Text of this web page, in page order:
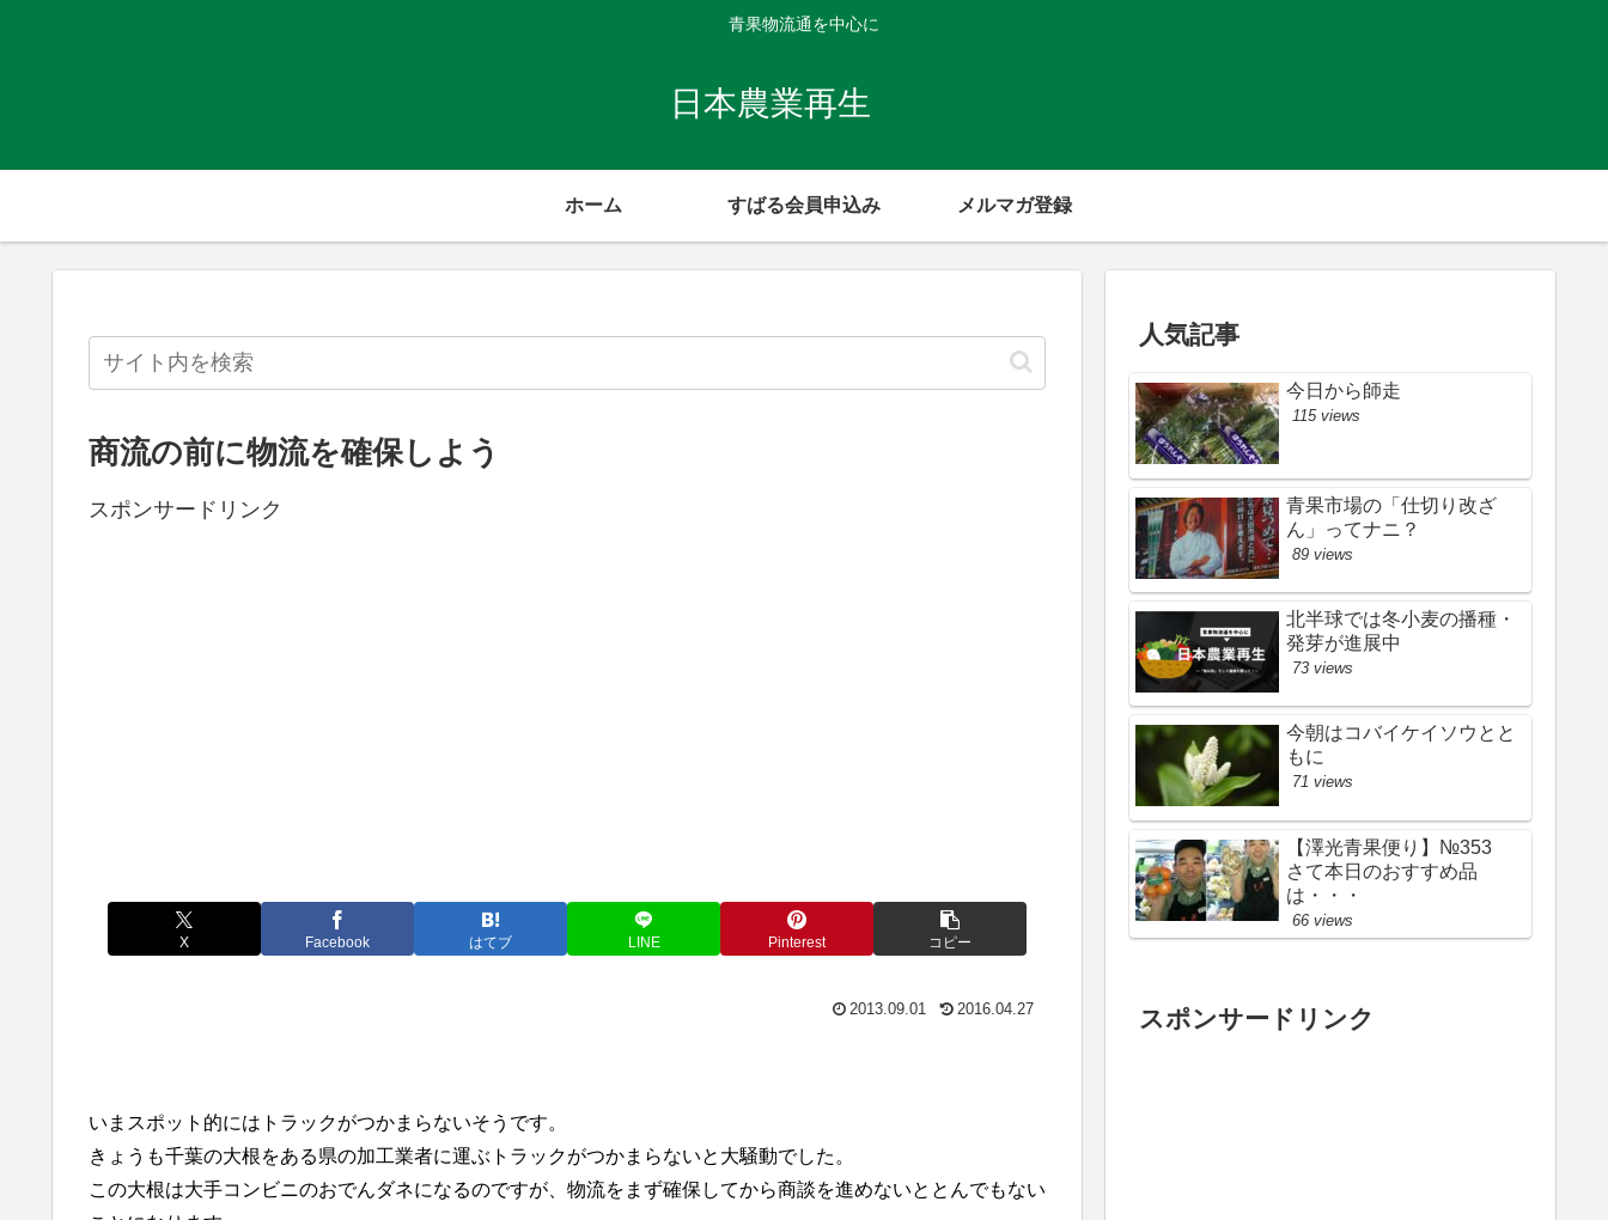
青果物流通を中心に
日本農業再生
ホーム すばる会員申込み メルマガ登録
商流の前に物流を確保しよう
スポンサードリンク
X Facebook はてブ LINE Pinterest コピー
2013.09.01 2016.04.27
いまスポット的にはトラックがつかまらないそうです。
きょうも千葉の大根をある県の加工業者に運ぶトラックがつかまらないと大騒動でした。
この大根は大手コンビニのおでんダネになるのですが、物流をまず確保してから商談を進めないととんでもない
人気記事
今日から師走
115 views
青果市場の「仕切り改ざ
ん」ってナニ？
89 views
北半球では冬小麦の播種・
発芽が進展中
73 views
今朝はコバイケイソウとと
もに
71 views
【澤光青果便り】№353
さて本日のおすすめ品
は・・・
66 views
スポンサードリンク